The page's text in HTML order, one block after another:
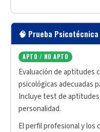
🧠 Prueba Psicotécnica
APTO / NO APTO
Evaluación de aptitudes
psicológicas adecuadas
Incluye test de
personalidad.
El perfil profesional y los